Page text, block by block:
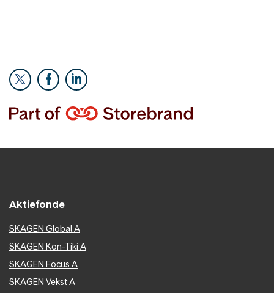
Aktiefonde
SKAGEN Global A
SKAGEN Kon-Tiki A
SKAGEN Focus A
SKAGEN Vekst A